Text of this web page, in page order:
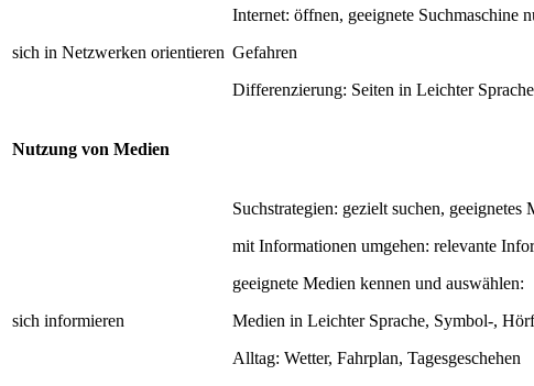
sich in Netzwerken orientieren
Internet: öffnen, geeignete Suchmaschine
Gefahren
Differenzierung: Seiten in Leichter Sprache
Nutzung von Medien
sich informieren
Suchstrategien: gezielt suchen, geeignetes
mit Informationen umgehen: relevante
geeignete Medien kennen und auswählen:
Medien in Leichter Sprache, Symbol-,
Alltag: Wetter, Fahrplan, Tagesgeschehen